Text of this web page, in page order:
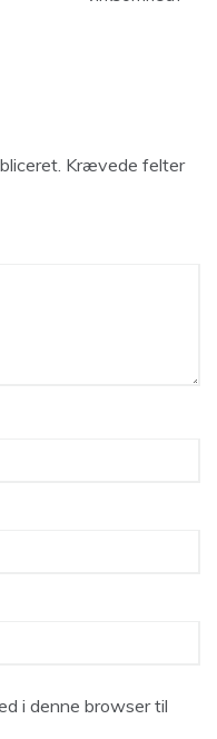
Krævede felter
i denne browser til